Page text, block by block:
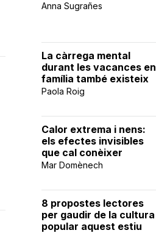
Anna Sugrañes
La càrrega mental
durant les vacances en
família també existeix
Paola Roig
Calor extrema i nens:
els efectes invisibles
que cal conèixer
Mar Domènech
8 propostes lectores
per gaudir de la cultura
popular aquest estiu